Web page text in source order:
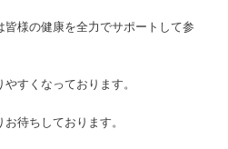
皆様の健康を全力でサポートして参
すくなっております。
待ちしております。